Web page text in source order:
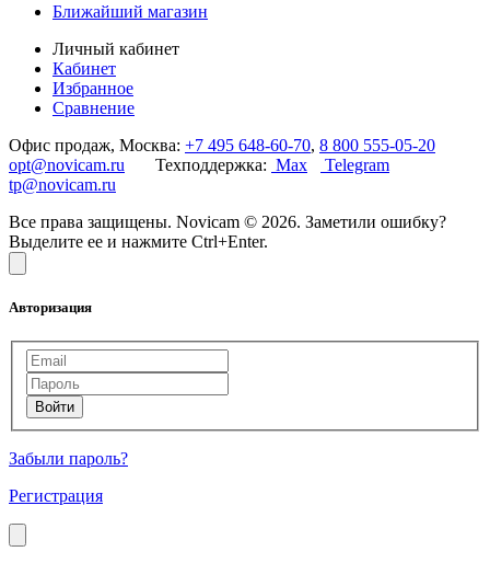
Ближайший магазин
Личный кабинет
Кабинет
Избранное
Сравнение
Офис продаж, Москва: +7 495 648-60-70, 8 800 555-05-20
opt@novicam.ru Техподдержка: Max
Telegram
tp@novicam.ru
Все права защищены. Novicam © 2026. Заметили ошибку?
Выделите ее и нажмите Ctrl+Enter.
Авторизация
Забыли пароль?
Регистрация